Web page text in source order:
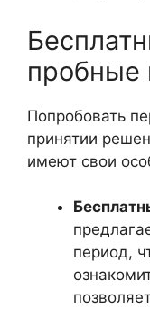
пробные
Попробовать
принятии
имеют свои
период,